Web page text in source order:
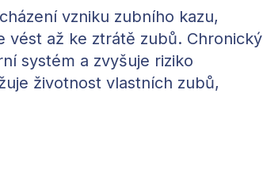
vzniku zubního kazu,
vést až ke ztrátě zubů. Chronický
systém a zvyšuje riziko
životnost vlastních zubů,